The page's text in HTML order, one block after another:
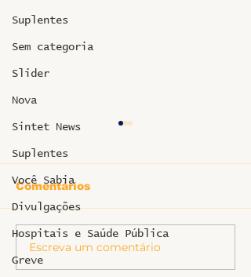
Suplentes
Sem categoria
Slider
Nova
Sintet News
Suplentes
Você Sabia
Divulgações
Hospitais e Saúde Pública
Greve
Ligeirinho 541 | Julho
2026
Comentários
Escreva um comentário